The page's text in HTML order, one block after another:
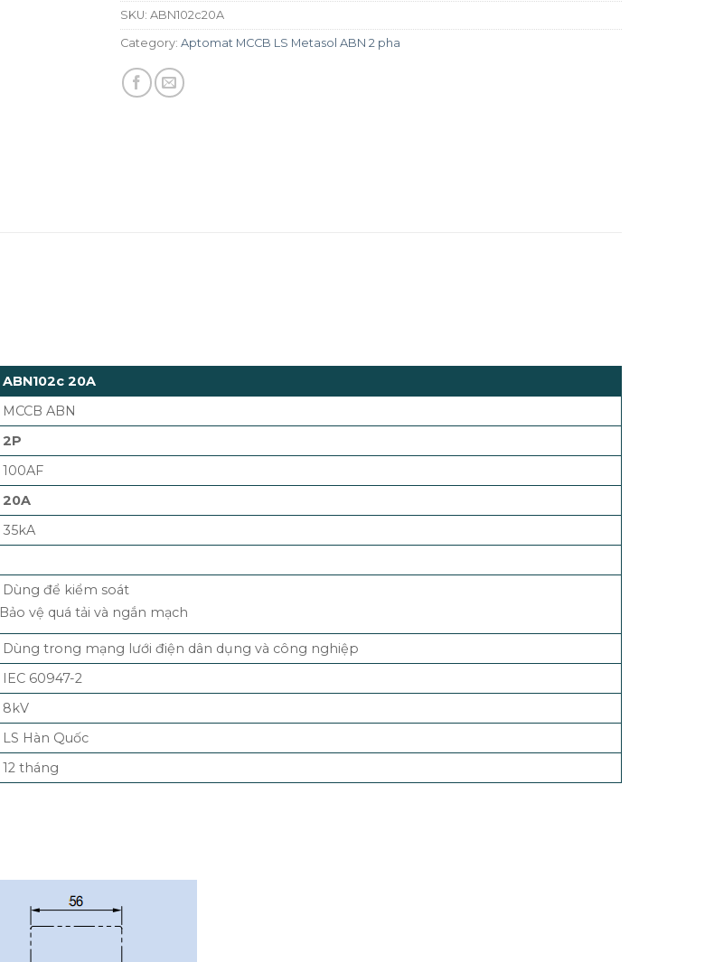
SKU: ABN102c20A
Category: Aptomat MCCB LS Metasol ABN 2 pha
ABN102c 20A
MCCB ABN
2P
100AF
20A
35kA
Dùng để kiểm soát
Bảo vệ quá tải và ngắn mạch
Dùng trong mạng lưới điện dân dụng và công nghiệp
IEC 60947-2
8kV
LS Hàn Quốc
12 tháng